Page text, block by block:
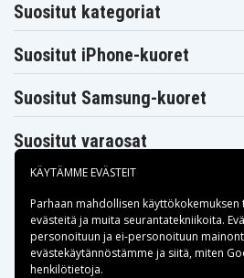
Suositut kategoriat
Suositut iPhone-kuoret
Suositut Samsung-kuoret
Suositut varaosat
Maksuvaihtoehdot
KÄYTÄMME EVÄSTEIT
Parhaan mahdollisen
evästeitä ja muita seurantatekniikoita.
personoituun ja ei-personoituun
evästekäytännöstämme ja siitä, miten
henkilötietoja.